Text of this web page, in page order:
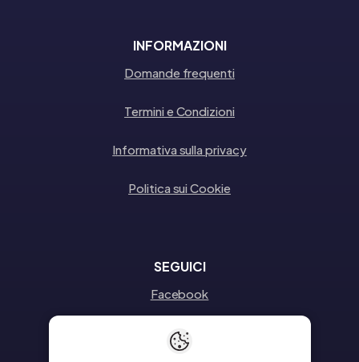
INFORMAZIONI
Domande frequenti
Termini e Condizioni
Informativa sulla privacy
Politica sui Cookie
SEGUICI
Facebook
Instagram